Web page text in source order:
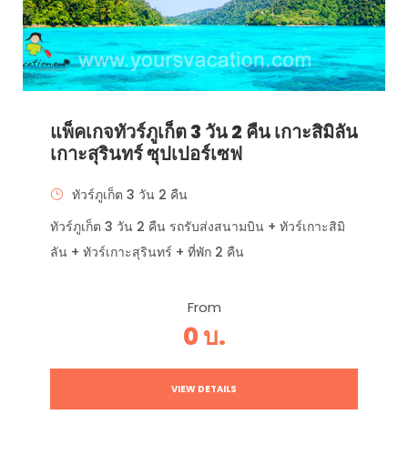
แพ็คเกจทัวร์ภูเก็ต 3 วัน 2 คืน เกาะสิมิลัน
เกาะสุรินทร์ ซุปเปอร์เซฟ
ทัวร์ภูเก็ต 3 วัน 2 คืน
ทัวร์ภูเก็ต 3 วัน 2 คืน รถรับส่งสนามบิน + ทัวร์เกาะสิมิ
ลัน + ทัวร์เกาะสุรินทร์ + ที่พัก 2 คืน
From
0 บ.
VIEW DETAILS